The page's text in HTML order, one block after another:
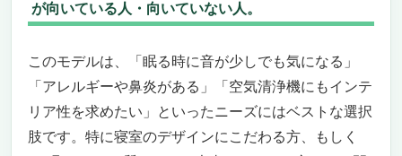
があります
む――。
寝室で本気で使える、“空気清浄機の理想形”
感。
でも正直に言うと、こんな方には向いていな
が向いている人・向いていない人。
このモデルは、「眠る時に音が少しでも気になる」
「アレルギーや鼻炎がある」「空気清浄機にもインテ
リア性を求めたい」といったニーズにはベストな選択
肢です。特に寝室のデザインにこだわる方、もしく